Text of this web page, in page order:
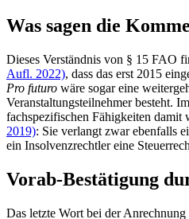
Was sagen die
Dieses Verständnis von § 15 FAO
Aufl. 2022), dass das erst 2015
Pro futuro wäre sogar eine
Veranstaltungsteilnehmer besteht.
fachspezifischen Fähigkeiten
2019): Sie verlangt zwar ebenfalls
ein Insolvenzrechtler eine
Vorab-Bestätigung
Das letzte Wort bei der